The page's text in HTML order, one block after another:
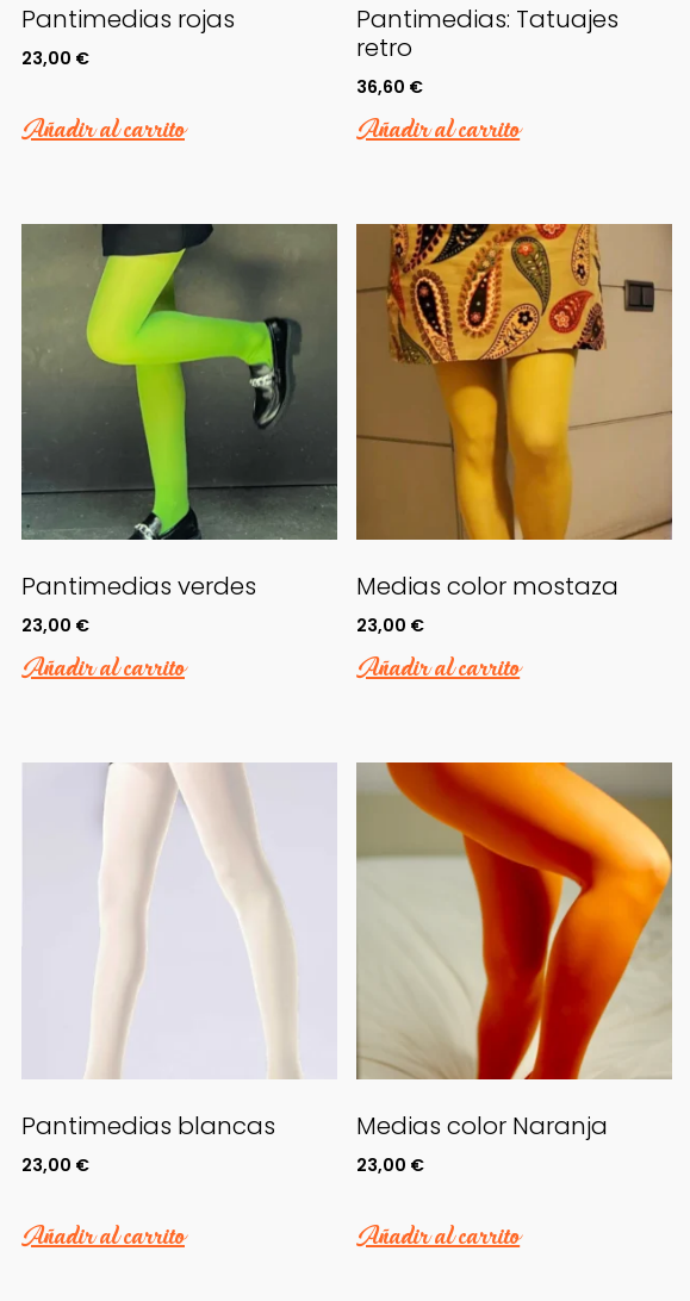
Pantimedias rojas
23,00 €
Añadir al carrito
Pantimedias: Tatuajes
retro
36,60 €
Añadir al carrito
Pantimedias verdes
23,00 €
Añadir al carrito
Medias color mostaza
23,00 €
Añadir al carrito
Pantimedias blancas
23,00 €
Añadir al carrito
Medias color Naranja
23,00 €
Añadir al carrito